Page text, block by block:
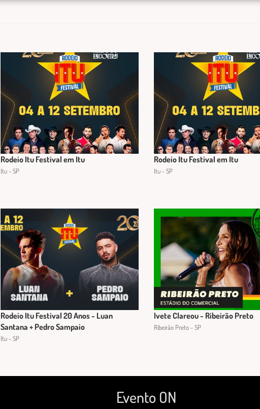
Rodeio Itu Festival em Itu
Itu - SP
Rodeio Itu Festival em Itu
Itu - SP
Rodeio Itu Festival 20 Anos - Luan
Santana + Pedro Sampaio
Itu - SP
Ivete Clareou - Ribeirão Preto
Ribeirão Preto - SP
Evento ON